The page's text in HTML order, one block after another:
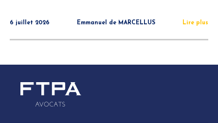
6 juillet 2026 Emmanuel de MARCELLUS Lire plus